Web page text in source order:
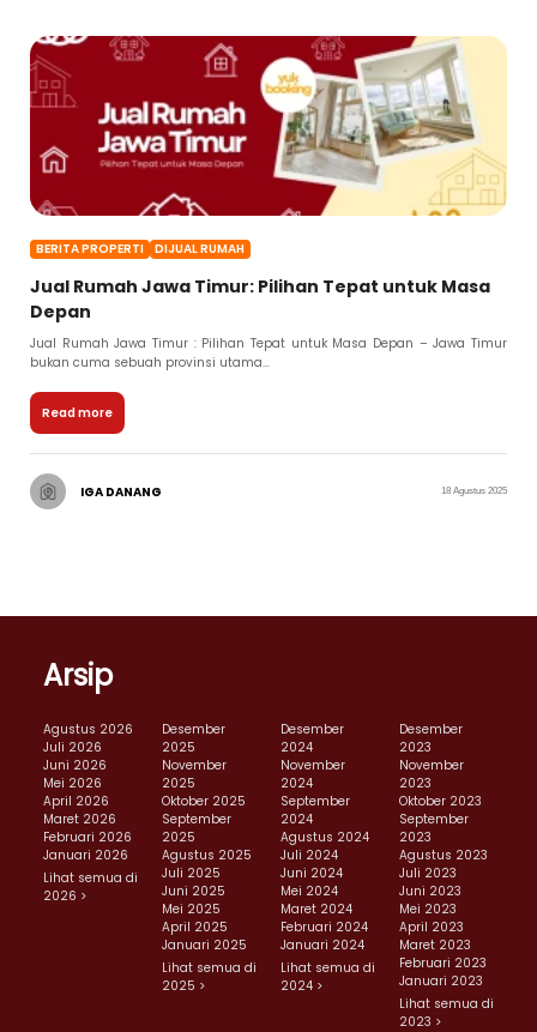
BERITA PROPERTI DIJUAL RUMAH
Jual Rumah Jawa Timur: Pilihan Tepat untuk Masa
Depan
Jual Rumah Jawa Timur : Pilihan Tepat untuk Masa Depan – Jawa Timur
bukan cuma sebuah provinsi utama...
Read more
IGA DANANG 18 Agustus 2025
Arsip
Agustus 2026
Juli 2026
Juni 2026
Mei 2026
April 2026
Maret 2026
Februari 2026
Januari 2026
Lihat semua di
2026 >
Desember
2025
November
2025
Oktober 2025
September
2025
Agustus 2025
Juli 2025
Juni 2025
Mei 2025
April 2025
Januari 2025
Lihat semua di
2025 >
Desember
2024
November
2024
September
2024
Agustus 2024
Juli 2024
Juni 2024
Mei 2024
Maret 2024
Februari 2024
Januari 2024
Lihat semua di
2024 >
Desember
2023
November
2023
Oktober 2023
September
2023
Agustus 2023
Juli 2023
Juni 2023
Mei 2023
April 2023
Maret 2023
Februari 2023
Januari 2023
Lihat semua di
2023 >